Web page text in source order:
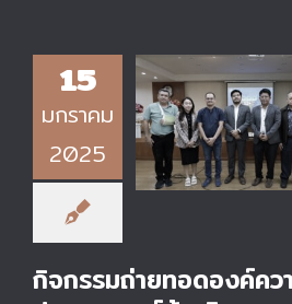
15
มกราคม
2025
กิจกรรมถ่ายทอ
ความรู้และประส
ด้านวิศวกรรมกา
และการทำงานใน
(Offshore)
กิจกรรมถ่ายทอดองค์คว